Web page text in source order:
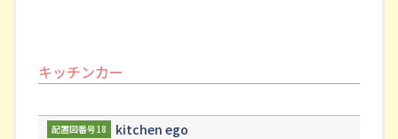
キッチンカー
配置図番号18
kitchen ego